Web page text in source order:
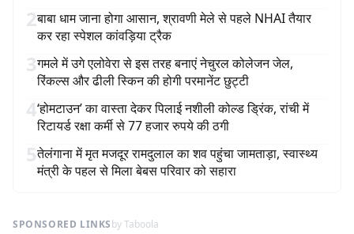
2बाबा धाम जाना होगा आसान, श्रावणी मेले से पहले NHAI तैयार
कर रहा स्पेशल कांवड़िया ट्रैक
3गमले में उगे एलोवेरा से इस तरह बनाएं नेचुरल कोलेजन जेल,
रिंकल्स और ढीली स्किन की होगी परमानेंट छुट्टी
4‘होमटाउन’ का वास्ता देकर पिलाई नशीली कोल्ड ड्रिंक, रांची में
रिटायर्ड रक्षा कर्मी से 77 हजार रुपये की ठगी
5तेलंगाना में मृत मजदूर रामदुलाल का शव पहुंचा जामताड़ा, स्वास्थ्य
मंत्री के पहल से मिला बेबस परिवार को सहारा
SPONSORED LINKSby Taboola